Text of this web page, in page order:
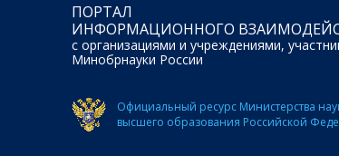
ПОРТАЛ
ИНФОРМАЦИОННОГО
с организациями и учреждениями,
Минобрнауки России
Официальный ресурс Министерства
высшего образования Российской